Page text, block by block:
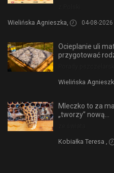
Wielińska Agnieszka, 04-08-2026
Ocieplanie uli
przygotować
Wielińska
Mleczko to za
„tworzy” nową...
Kobiałka Teresa ,